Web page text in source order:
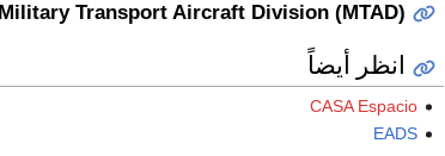
Military Transport Aircraft Division (MTAD)
انظر أيضاً
CASA Espacio
EADS